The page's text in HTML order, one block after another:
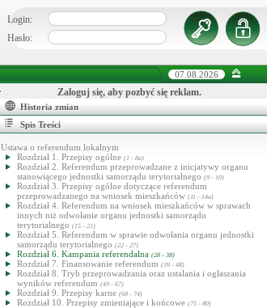
Login:
Hasło:
07.08.2026
Zaloguj się, aby pozbyć się reklam.
Historia zmian
Spis Treści
Ustawa o referendum lokalnym
Rozdział 1. Przepisy ogólne (1 - 8a)
Rozdział 2. Referendum przeprowadzane z inicjatywy organu
stanowiącego jednostki samorządu terytorialnego (9 - 10)
Rozdział 3. Przepisy ogólne dotyczące referendum
przeprowadzanego na wniosek mieszkańców (11 - 14a)
Rozdział 4. Referendum na wniosek mieszkańców w sprawach
innych niż odwołanie organu jednostki samorządu
terytorialnego (15 - 21)
Rozdział 5. Referendum w sprawie odwołania organu jednostki
samorządu terytorialnego (22 - 27)
Rozdział 6. Kampania referendalna (28 - 38)
Rozdział 7. Finansowanie referendum (39 - 48)
Rozdział 8. Tryb przeprowadzania oraz ustalania i ogłaszania
wyników referendum (49 - 67)
Rozdział 9. Przepisy karne (68 - 74)
Rozdział 10. Przepisy zmieniające i końcowe (75 - 80)